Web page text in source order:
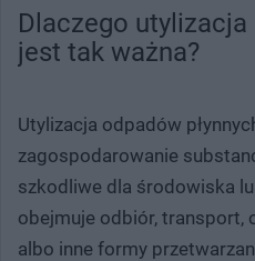
Dlaczego utylizacja
jest tak ważna?
Utylizacja odpadów
zagospodarowanie
szkodliwe dla środowiska
obejmuje odbiór, transport,
albo inne formy